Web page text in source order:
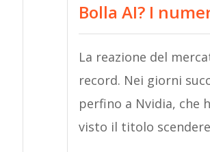
Bolla AI? I
La reazione del
record. Nei giorni
perfino a Nvidia, che
visto il titolo